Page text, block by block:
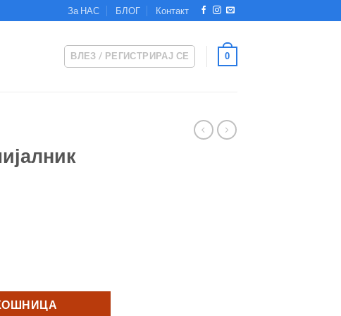
За НАС БЛОГ Контакт
ВЛЕЗ / РЕГИСТРИРАЈ СЕ 0